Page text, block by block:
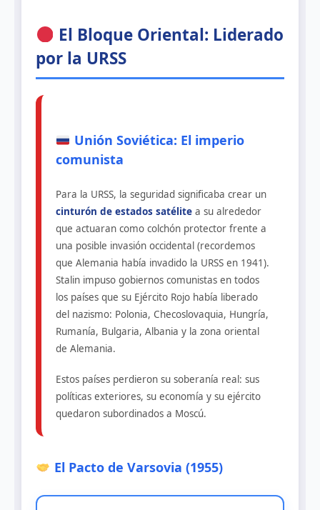
El Bloque Oriental: Liderado
por la URSS
Unión Soviética: El imperio
comunista
Para la URSS, la seguridad significaba crear un
cinturón de estados satélite a su alrededor
que actuaran como colchón protector frente a
una posible invasión occidental (recordemos
que Alemania había invadido la URSS en 1941).
Stalin impuso gobiernos comunistas en todos
los países que su Ejército Rojo había liberado
del nazismo: Polonia, Checoslovaquia, Hungría,
Rumanía, Bulgaria, Albania y la zona oriental
de Alemania.
Estos países perdieron su soberanía real: sus
políticas exteriores, su economía y su ejército
quedaron subordinados a Moscú.
El Pacto de Varsovia (1955)